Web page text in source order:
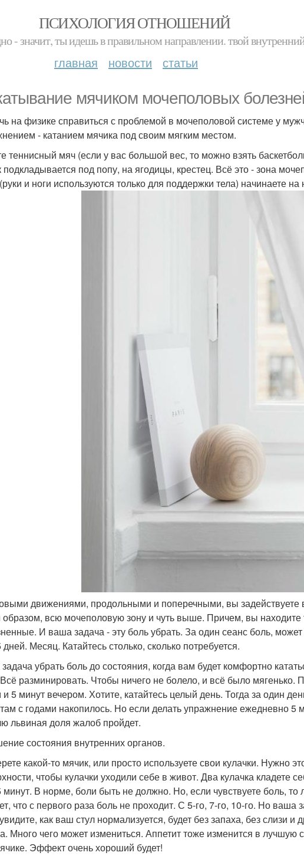
ПСИХОЛОГИЯ ОТНОШЕНИЙ
- значит, ты идешь в правильном направлении. твой
главная новости статьи
мячиком мочеполовых
на физике справиться с проблемой в мочеполовой системе у
- катанием мячика под своим мягким местом.
теннисный мяч (если у вас большой вес, то можно взять
подкладывается под попу, на ягодицы, крестец. Всё это - зона
и ноги используются только для поддержки тела) начинаете на
движениями, продольными и поперечными, вы задействуете
образом, всю мочеполовую зону и чуть выше. Причем, вы
И ваша задача - эту боль убрать. За один сеанс боль,
дней. Месяц. Катайтесь столько, сколько потребуется.
убрать боль до состояния, когда вам будет комфортно
разминировать. Чтобы ничего не болело, и всё было мягенько.
и 5 минут вечером. Хотите, катайтесь целый день. Тогда за один
с годами накопилось. Но если делать упражнение ежедневно 5
львиная доля жалоб пройдет.
состояния внутренних органов.
какой-то мячик, или просто используете свои кулачки. Нужно
чтобы кулачки уходили себе в живот. Два кулачка кладете
минут. В норме, боли быть не должно. Но, если чувствуете боль, то
что с первого раза боль не проходит. С 5-го, 7-го, 10-го. Но ваша
как ваш стул нормализуется, будет без запаха, без слизи
Много чего может измениться. Аппетит тоже изменится в лучшую
Эффект очень хороший будет!